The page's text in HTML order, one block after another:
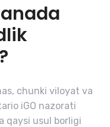
chunki viloyat va
iGO nazorati
qaysi usul borligi